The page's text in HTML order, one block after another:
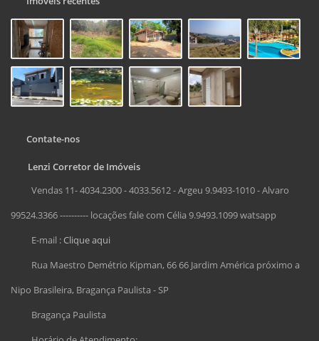
Contate-nos
Lenzi Corretor de Imóveis
Vendas 11- 4034.2300 - 4033.5612 - Argeu 9.9493-1010 - Alvaro
99524.3366 ---------- locações fale com Célia 9.9493.1099 watsapp
E-mail :Clique aqui
Rua Maestro Demétrio Kipman, 66 66 Jardim América próximo a
Nipo Brasileira, Bragança Paulista - SP
Bragança Paulista